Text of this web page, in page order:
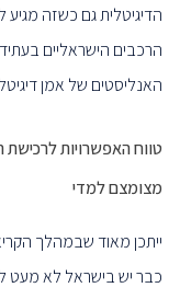
הדיגיטלית גם כשזה מגיע
הרכבים הישראליים
האנליסטים של אמן
טווח האפשרויות לרכישת
מצומצם למדי
ייתכן מאוד שבמהלך
כבר יש בישראל לא מעט